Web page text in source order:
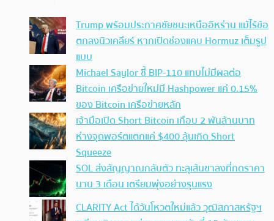
Trump พร้อมประกาศชัยชนะเหนืออิหร่าน แม้ไร้ข้อ
ตกลงนิวเคลียร์ หากเปิดช่องแคบ Hormuz เต็มรูป
แบบ
Michael Saylor ชี้ BIP-110 แทบไม่มีผลต่อ
Bitcoin เครือข่ายใหม่มี Hashpower แค่ 0.15%
ของ Bitcoin เครือข่ายหลัก
เจ้ามือเปิด Short Bitcoin เกือบ 2 พันล้านบาท
ห่างจุดพอร์ตแตกแค่ $400 ลุ้นเกิด Short
Squeeze
SOL ส่งสัญญาณกลับตัว ทะลุเส้นขาลงที่กดราคา
นาน 3 เดือน เตรียมพุ่งอย่างรุนแรง
CLARITY Act ได้วันโหวตใหม่แล้ว วุฒิสภาสหรัฐฯ